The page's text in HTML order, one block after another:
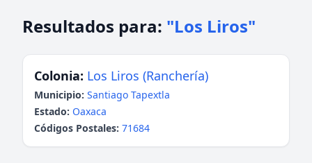
Resultados para: "Los Liros"
Colonia: Los Liros (Ranchería)
Municipio: Santiago Tapextla
Estado: Oaxaca
Códigos Postales: 71684